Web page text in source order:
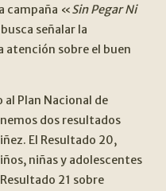
campaña «Sin Pegar Ni
señalar la
sobre el buen
Plan Nacional de
dos resultados
El Resultado 20,
niñas y adolescentes
21 sobre